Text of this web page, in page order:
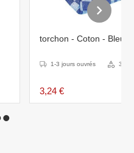
torchon - Coton - Bleu
1-3 jours ouvrés 3
3,24 €